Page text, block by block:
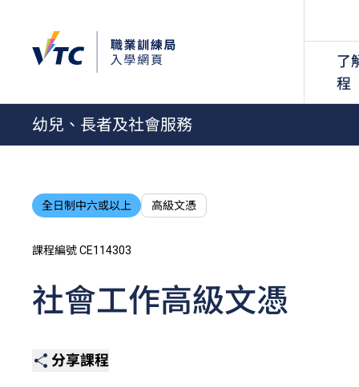
了
程
幼兒、長者及社會服務
全日制中六或以上 高級文憑
課程編號 CE114303
社會工作高級文憑
分享課程